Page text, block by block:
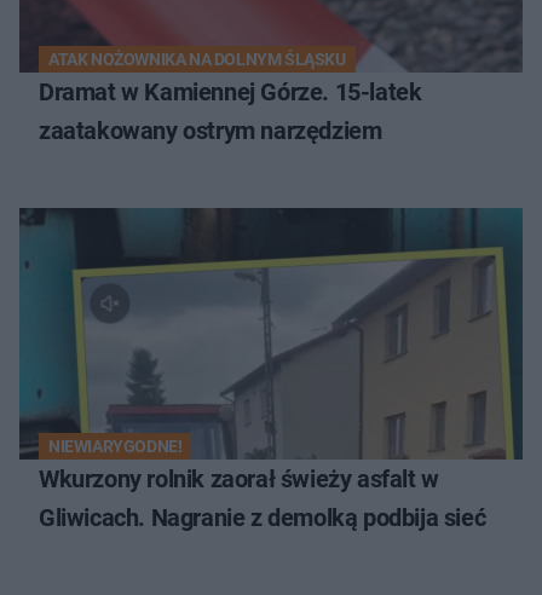
ATAK NOŻOWNIKA NA DOLNYM ŚLĄSKU
Dramat w Kamiennej Górze. 15-latek
zaatakowany ostrym narzędziem
NIEWIARYGODNE!
Wkurzony rolnik zaorał świeży asfalt w
Gliwicach. Nagranie z demolką podbija sieć